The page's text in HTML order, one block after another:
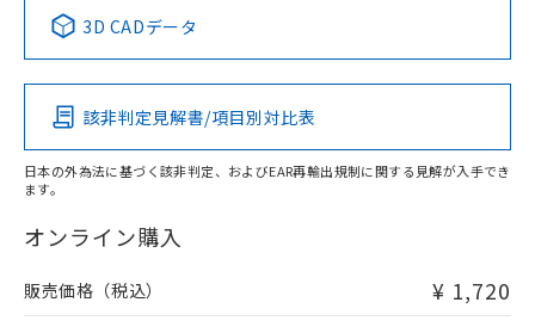
Pb Hg Cd Cr(VI)
O
在庫等で未対応品が混在する可能性があります。
問い合わせください。
この製品の規格認証/適合状況ページへ
その他の認証はこちらのページからご検索ください
3D CADデータ
該非判定見解書/項目別対比表
日本の外為法に基づく該非判定、およびEAR再輸出規制に関する見解が入手でき
ます。
オンライン購入
販売価格（税込） ¥ 1,720